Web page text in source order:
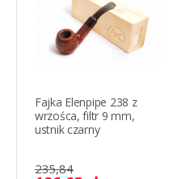
Fajka Elenpipe 238 z
wrzośca, filtr 9 mm,
ustnik czarny
235,84